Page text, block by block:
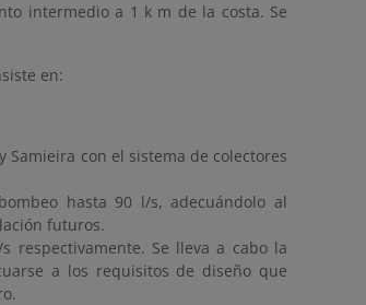
intermedio a 1 k m de la costa. Se
en:
Samieira con el sistema de colectores
hasta 90 l/s, adecuándolo al
futuros.
respectivamente. Se lleva a cabo la
a los requisitos de diseño que